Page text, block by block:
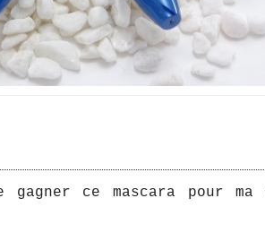
ce mascara pour ma